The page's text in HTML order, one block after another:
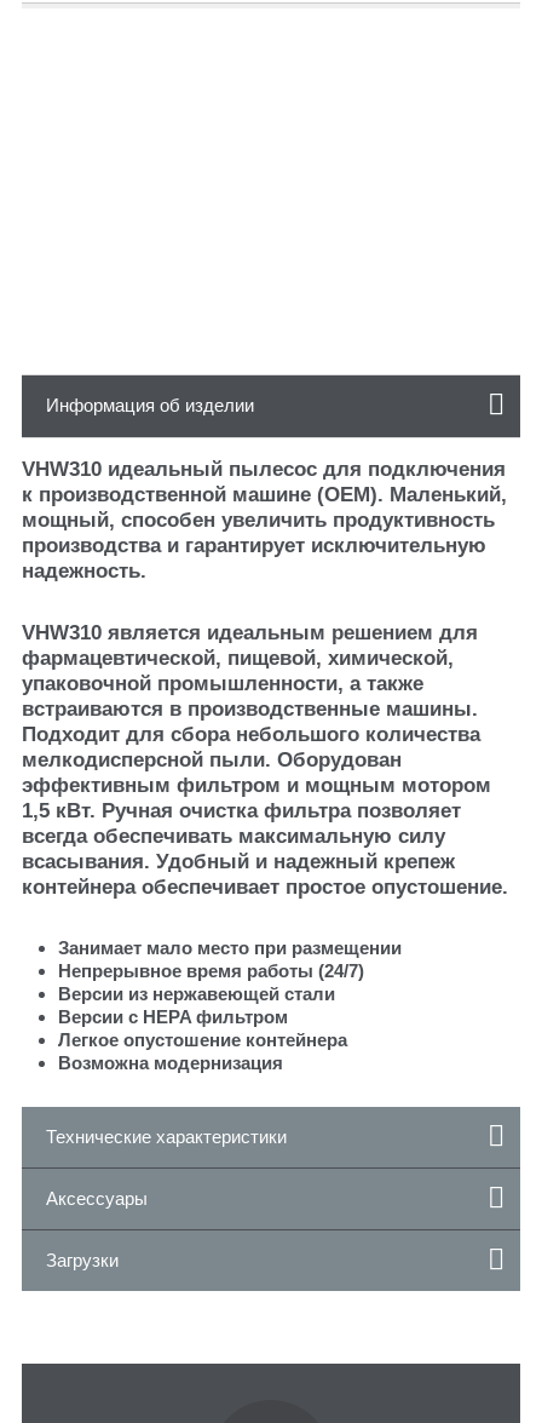
Информация об изделии
VHW310 идеальный пылесос для подключения
к производственной машине (OEM). Маленький,
мощный, способен увеличить продуктивность
производства и гарантирует исключительную
надежность.
VHW310 является идеальным решением для
фармацевтической, пищевой, химической,
упаковочной промышленности, а также
встраиваются в производственные машины.
Подходит для сбора небольшого количества
мелкодисперсной пыли. Оборудован
эффективным фильтром и мощным мотором
1,5 кВт. Ручная очистка фильтра позволяет
всегда обеспечивать максимальную силу
всасывания. Удобный и надежный крепеж
контейнера обеспечивает простое опустошение.
Занимает мало место при размещении
Непрерывное время работы (24/7)
Версии из нержавеющей стали
Версии с HEPA фильтром
Легкое опустошение контейнера
Возможна модернизация
Технические характеристики
Аксессуары
Загрузки